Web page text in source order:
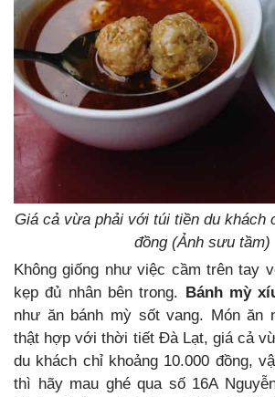
Giá cả vừa phải với túi tiền du khách
đồng (Ảnh sưu tầm)
Không giống như việc cầm trên tay
kẹp đủ nhân bên trong. Bánh mỳ
như ăn bánh mỳ sốt vang. Món ăn
thật hợp với thời tiết Đà Lạt, giá cả
du khách chỉ khoảng 10.000 đồng,
thì hãy mau ghé qua số 16A